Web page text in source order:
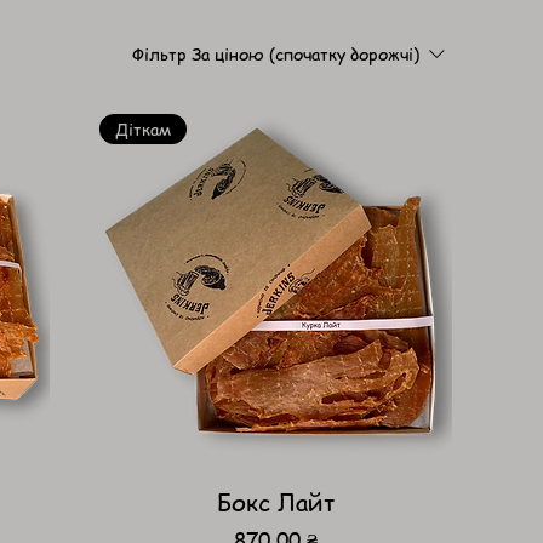
Фільтр За ціною (спочатку дорожчі)
Діткам
Бокс Лайт